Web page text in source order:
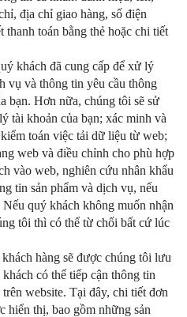
địa chỉ giao hàng, số điện
toán bằng thẻ hoặc chi tiết
khách đã cung cấp để xử lý
vụ và thông tin yêu cầu thông
bạn. Hơn nữa, chúng tôi sẽ sử
tài khoản của bạn; xác minh và
toán việc tải dữ liệu từ web;
web và điều chỉnh cho phù hợp
vào web, nghiên cứu nhân khẩu
tin sản phẩm và dịch vụ, nếu
quý khách không muốn nhận
tôi thì có thể từ chối bất cứ lúc
hàng sẽ được chúng tôi lưu
có thể tiếp cận thông tin
website. Tại đây, chi tiết đơn
hiển thị, bao gồm những sản